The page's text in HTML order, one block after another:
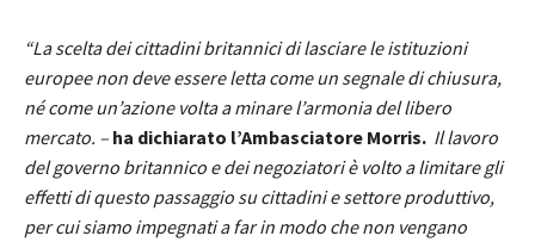
“La scelta dei cittadini britannici di lasciare le istituzioni
europee non deve essere letta come un segnale di chiusura,
né come un’azione volta a minare l’armonia del libero
mercato. – ha dichiarato l’Ambasciatore Morris. Il lavoro
del governo britannico e dei negoziatori è volto a limitare gli
effetti di questo passaggio su cittadini e settore produttivo,
per cui siamo impegnati a far in modo che non vengano